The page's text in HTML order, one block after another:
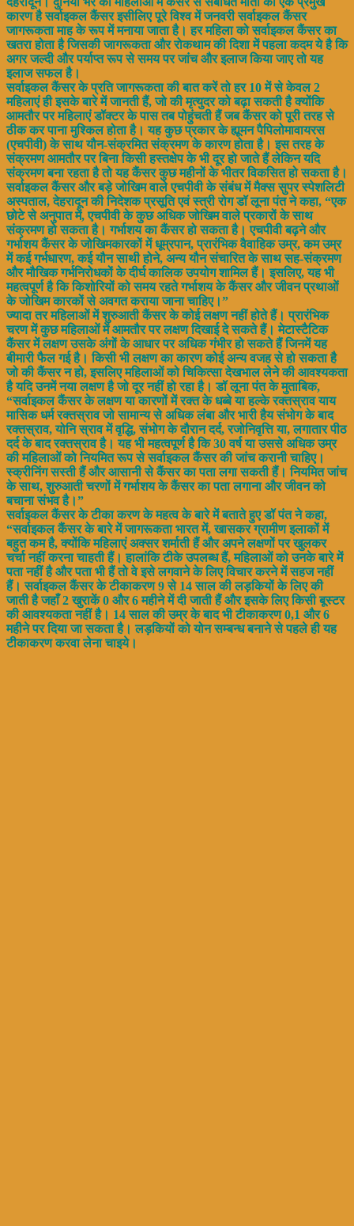
कारण है सर्वाइकल कैंसर इसीलिए पूरे विश्व में जनवरी सर्वाइकल कैंसर
जागरूकता माह के रूप में मनाया जाता है। हर महिला को सर्वाइकल कैंसर का
खतरा होता है जिसकी जागरूकता और रोकथाम की दिशा में पहला कदम ये है कि
अगर जल्दी और पर्याप्त रूप से समय पर जांच और इलाज किया जाए तो यह
इलाज सफल है।
सर्वाइकल कैंसर के प्रति जागरूकता की बात करें तो हर 10 में से केवल 2
महिलाएं ही इसके बारे में जानती हैं, जो की मृत्युदर को बढ़ा सकती है क्योंकि
आमतौर पर महिलाएं डॉक्टर के पास तब पोहुंचती हैं जब कैंसर को पूरी तरह से
ठीक कर पाना मुश्किल होता है। यह कुछ प्रकार के ह्यूमन पैपिलोमावायरस
(एचपीवी) के साथ यौन-संक्रमित संक्रमण के कारण होता है। इस तरह के
संक्रमण आमतौर पर बिना किसी हस्तक्षेप के भी दूर हो जाते हैं लेकिन यदि
संक्रमण बना रहता है तो यह कैंसर कुछ महीनों के भीतर विकसित हो सकता है।
सर्वाइकल कैंसर और बड़े जोखिम वाले एचपीवी के संबंध में मैक्स सुपर स्पेशलिटी
अस्पताल, देहरादून की निदेशक प्रसूति एवं स्त्री रोग डॉ लूना पंत ने कहा, “एक
छोटे से अनुपात में, एचपीवी के कुछ अधिक जोखिम वाले प्रकारों के साथ
संक्रमण हो सकता है। गर्भाशय का कैंसर हो सकता है। एचपीवी बढ़ने और
गर्भाशय कैंसर के जोखिमकारकों में धूम्रपान, प्रारंभिक वैवाहिक उम्र, कम उम्र
में कई गर्भधारण, कई यौन साथी होने, अन्य यौन संचारित के साथ सह-संक्रमण
और मौखिक गर्भनिरोधकों के दीर्घ कालिक उपयोग शामिल हैं। इसलिए, यह भी
महत्वपूर्ण है कि किशोरियों को समय रहते गर्भाशय के कैंसर और जीवन प्रथाओं
के जोखिम कारकों से अवगत कराया जाना चाहिए।”
ज्यादा तर महिलाओं में शुरुआती कैंसर के कोई लक्षण नहीं होते हैं। प्रारंभिक
चरण में कुछ महिलाओं में आमतौर पर लक्षण दिखाई दे सकते हैं। मेटास्टैटिक
कैंसर में लक्षण उसके अंगों के आधार पर अधिक गंभीर हो सकते हैं जिनमें यह
बीमारी फैल गई है। किसी भी लक्षण का कारण कोई अन्य वजह से हो सकता है
जो की कैंसर न हो, इसलिए महिलाओं को चिकित्सा देखभाल लेने की आवश्यकता
है यदि उनमें नया लक्षण है जो दूर नहीं हो रहा है। डॉ लूना पंत के मुताबिक,
“सर्वाइकल कैंसर के लक्षण या कारणों में रक्त के धब्बे या हल्के रक्तस्राव याय
मासिक धर्म रक्तस्राव जो सामान्य से अधिक लंबा और भारी हैय संभोग के बाद
रक्तस्राव, योनि स्राव में वृद्धि, संभोग के दौरान दर्द, रजोनिवृत्ति या, लगातार पीठ
दर्द के बाद रक्तस्राव है। यह भी महत्वपूर्ण है कि 30 वर्ष या उससे अधिक उम्र
की महिलाओं को नियमित रूप से सर्वाइकल कैंसर की जांच करानी चाहिए।
स्क्रीनिंग सस्ती हैं और आसानी से कैंसर का पता लगा सकती हैं। नियमित जांच
के साथ, शुरुआती चरणों में गर्भाशय के कैंसर का पता लगाना और जीवन को
बचाना संभव है।”
सर्वाइकल कैंसर के टीका करण के महत्व के बारे में बताते हुए डॉ पंत ने कहा,
“सर्वाइकल कैंसर के बारे में जागरूकता भारत में, खासकर ग्रामीण इलाकों में
बहुत कम है, क्योंकि महिलाएं अक्सर शर्माती हैं और अपने लक्षणों पर खुलकर
चर्चा नहीं करना चाहती हैं। हालांकि टीके उपलब्ध हैं, महिलाओं को उनके बारे में
पता नहीं है और पता भी हैं तो वे इसे लगवाने के लिए विचार करने में सहज नहीं
हैं। सर्वाइकल कैंसर के टीकाकरण 9 से 14 साल की लड़कियों के लिए की
जाती है जहाँ 2 खुराकें 0 और 6 महीने में दी जाती हैं और इसके लिए किसी बूस्टर
की आवश्यकता नहीं है। 14 साल की उम्र के बाद भी टीकाकरण 0,1 और 6
महीने पर दिया जा सकता है। लड़कियों को योन सम्बन्ध बनाने से पहले ही यह
टीकाकरण करवा लेना चाइये।